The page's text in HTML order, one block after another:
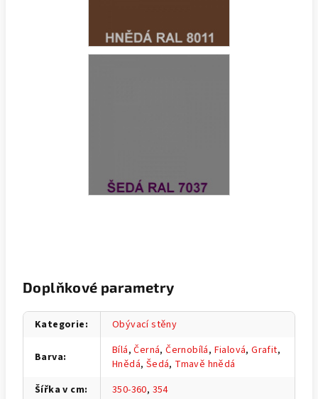
Doplňkové parametry
Kategorie: Obývací stěny
Barva: Bílá,Černá,Černobílá, Fialová,Grafit,
Hnědá, Šedá, Tmavě hnědá
Šířka v cm: 350-360, 354